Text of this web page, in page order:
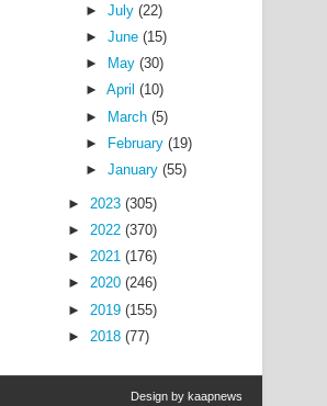
► July (22)
► June (15)
►
May (30)
► April (10)
► March (5)
►
February (19)
► January (55)
► 2023 (305)
► 2022 (370)
► 2021 (176)
► 2020 (246)
► 2019 (155)
► 2018 (77)
Design by kaapnews